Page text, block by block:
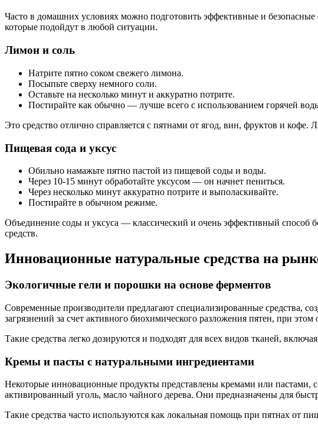
Часто в домашних условиях можно подготовить эффективные и
которые подойдут в любой ситуации.
Лимон и соль
Натрите пятно соком свежего лимона.
Посыпьте сверху немного соли.
Оставьте на несколько минут и аккуратно потрите.
Постирайте как обычно — лучше всего с использованием горячей
Это средство отлично справляется с пятнами от ягод, вин, фруктов и кофе.
Пищевая сода и уксус
Обильно намажьте пятно пастой из пищевой соды и воды.
Через 10-15 минут обработайте уксусом — он начнет пениться.
Через несколько минут аккуратно потрите и выполаскивайте.
Постирайте в обычном режиме.
Объединение соды и уксуса — классический и очень эффективный
средств.
Инновационные натуральные средства на
Экологичные гели и порошки на основе ферментов
Современные производители предлагают специализированные средства,
загрязнений за счет активного биохимического разложения пятен, при
Такие средства легко дозируются и подходят для всех видов тканей,
Кремы и пасты с натуральными ингредиентами
Некоторые инновационные продукты представлены кремами или
активированный уголь, масло чайного дерева. Они предназначены для
Такие средства часто используются как локальная помощь при пятнах от